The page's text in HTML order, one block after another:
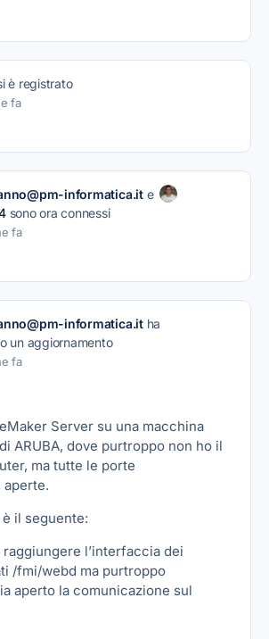
è registrato
fa
informatica.ite
sono ora connessi
fa
informatica.itha
un aggiornamento
fa
Server su una macchina
ARUBA, dove purtroppo non ho il
ma tutte le porte
aperte.
il seguente:
l’interfaccia dei
/fmi/webd ma purtroppo
aperto la comunicazione sul